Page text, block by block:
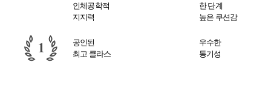
인체공학적
지지력
한 단계
높은 쿠션감
공인된
최고 클라스
우수한
통기성